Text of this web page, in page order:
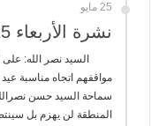
25 مايو
نشرة الأربعاء 25 أيار 2016 العدد
السيد نصر الله:
مواقفهم اتجاه مناسبة
سماحة السيد حسن
المنطقة لن يهزم بل